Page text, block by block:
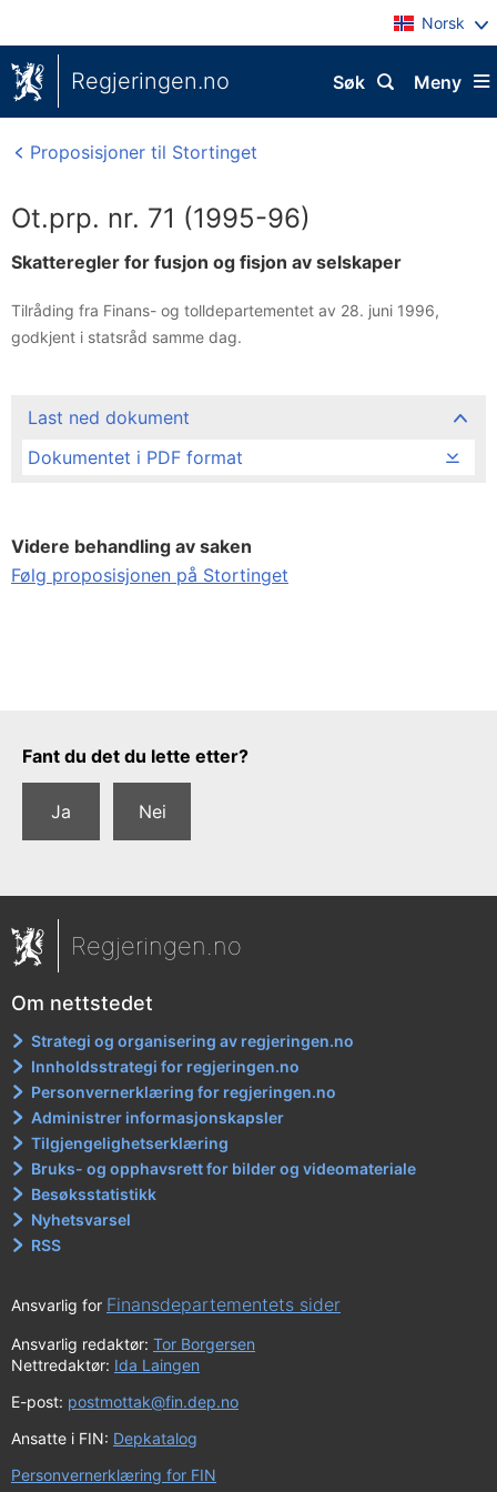
Norsk
Regjeringen.no Meny
Søk
Proposisjoner til Stortinget
Ot.prp. nr. 71 (1995-96)
Skatteregler for fusjon og fisjon av selskaper
Tilråding fra Finans- og tolldepartementet av 28. juni 1996,
godkjent i statsråd samme dag.
Last ned dokument
Dokumentet i PDF format
Videre behandling av saken
Følg proposisjonen på Stortinget
Tilbakemeldingsskjema
Fant du det du lette etter?
Ja Nei
Regjeringen.no
Om nettstedet
Strategi og organisering av regjeringen.no
Innholdsstrategi for regjeringen.no
Personvernerklæring for regjeringen.no
Administrer informasjonskapsler
Tilgjengelighetserklæring
Bruks- og opphavsrett for bilder og videomateriale
Besøksstatistikk
Nyhetsvarsel
RSS
Ansvarlig for Finansdepartementets sider
Ansvarlig redaktør: Tor Borgersen
Nettredaktør: Ida Laingen
E-post: postmottak@fin.dep.no
Ansatte i FIN: Depkatalog
Personvernerklæring for FIN